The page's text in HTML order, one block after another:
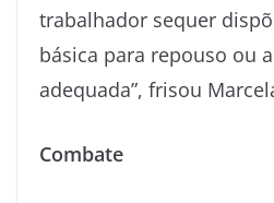
trabalhador sequer
básica para repouso ou
adequada”, frisou
Combate